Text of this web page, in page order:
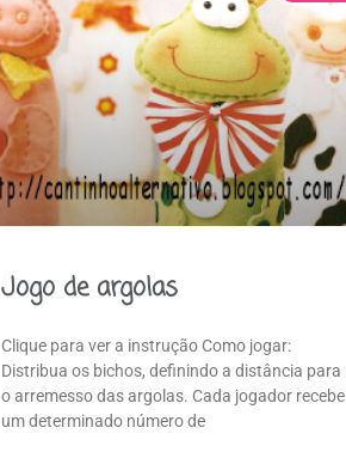
Jogo de argolas
Clique para ver a instrução Como jogar:
Distribua os bichos, definindo a distância para
o arremesso das argolas. Cada jogador recebe
um determinado número de